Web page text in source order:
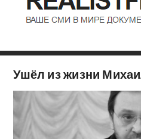
Ушёл из жизни